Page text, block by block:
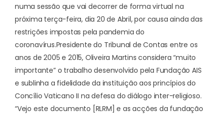
numa sessão que vai decorrer de forma virtual na
próxima terça-feira, dia 20 de Abril, por causa ainda das
restrições impostas pela pandemia do
coronavírus.Presidente do Tribunal de Contas entre os
anos de 2005 e 2015, Oliveira Martins considera “muito
importante” o trabalho desenvolvido pela Fundação AIS
e sublinha a fidelidade da instituição aos princípios do
Concílio Vaticano II na defesa do diálogo inter-religioso.
“Vejo este documento [RLRM] e as acções da fundação